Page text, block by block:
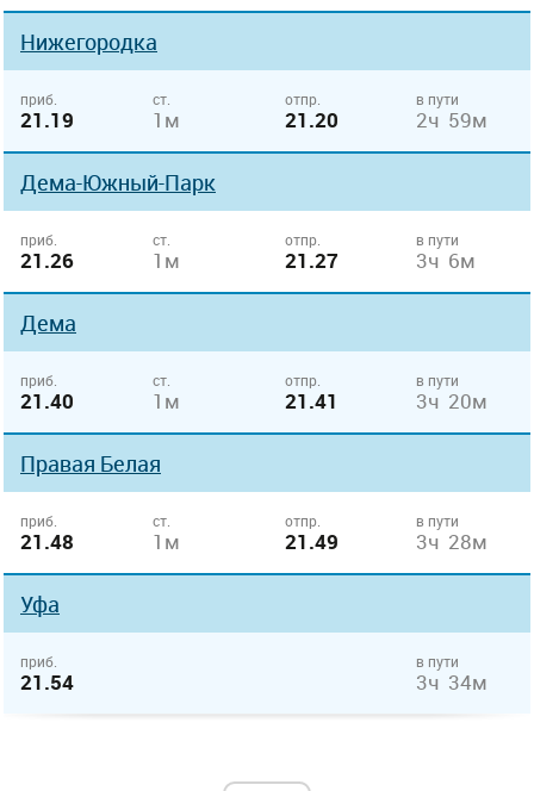
Нижегородка
приб.
21.19
ст.
1м
отпр.
21.20
в пути
2ч 59м
Дема-Южный-Парк
приб.
21.26
ст.
1м
отпр.
21.27
в пути
3ч 6м
Дема
приб.
21.40
ст.
1м
отпр.
21.41
в пути
3ч 20м
Правая Белая
приб.
21.48
ст.
1м
отпр.
21.49
в пути
3ч 28м
Уфа
приб.
21.54
в пути
3ч 34м